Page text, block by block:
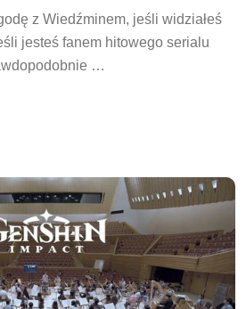
z Wiedźminem, jeśli widziałeś
jesteś fanem hitowego serialu
…